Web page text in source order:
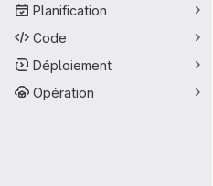
Planification
Code
Déploiement
Opération